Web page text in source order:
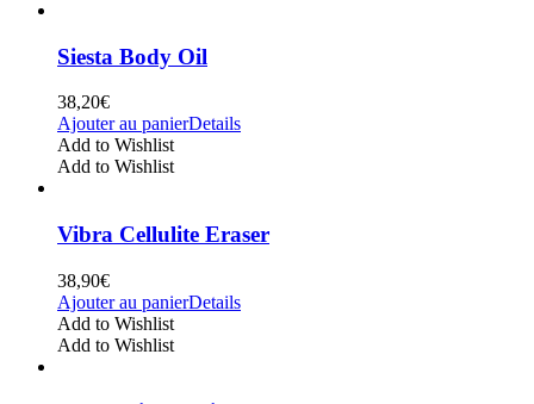
Siesta Body Oil
38,20€
Ajouter au panierDetails
Add to Wishlist
Add to Wishlist
Vibra Cellulite Eraser
38,90€
Ajouter au panierDetails
Add to Wishlist
Add to Wishlist